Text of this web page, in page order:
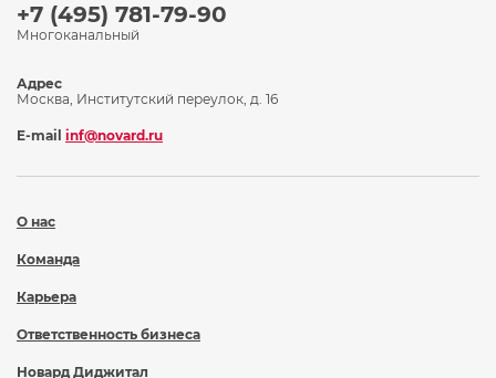
+7 (495) 781-79-90
Многоканальный
О нас
Команда
Карьера
Ответственность бизнеса
Новард Диджитал
Адрес
Москва, Институтский переулок, д. 16
E-mail inf@novard.ru